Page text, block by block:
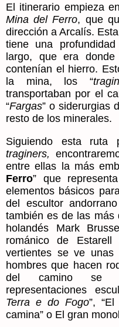
El itinerario empieza
Mina del Ferro, que
dirección a Arcalís.
tiene una
largo, que era
contenían el hierro.
la mina, los “
transportaban por el
“Fargas” o siderurgias
resto de los minerales.
Siguiendo esta
traginers,
entre ellas la más
Ferro” que
elementos básicos
del escultor
también es de las más
holandés Mark
románico de
vertientes se ve
hombres que hacen
del camino se
representaciones
Terra e do Fogo”,
camina” o El gran